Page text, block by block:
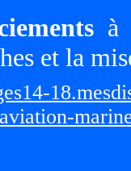
à
et la